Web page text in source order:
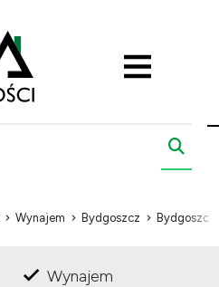
Wynajem Bydgoszcz Bydgoszcz
Wynajem